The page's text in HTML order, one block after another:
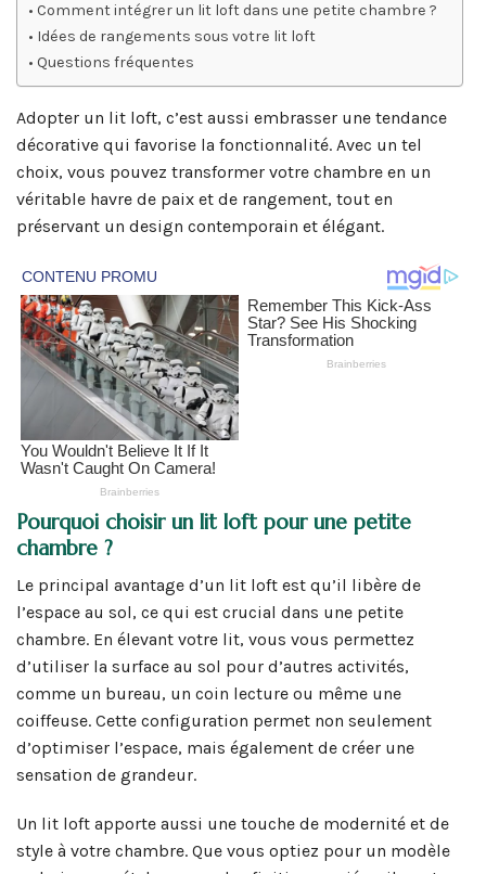
Comment intégrer un lit loft dans une petite chambre ?
Idées de rangements sous votre lit loft
Questions fréquentes
Adopter un lit loft, c’est aussi embrasser une tendance
décorative qui favorise la fonctionnalité. Avec un tel
choix, vous pouvez transformer votre chambre en un
véritable havre de paix et de rangement, tout en
préservant un design contemporain et élégant.
Pourquoi choisir un lit loft pour une petite
chambre ?
Le principal avantage d’un lit loft est qu’il libère de
l’espace au sol, ce qui est crucial dans une petite
chambre. En élevant votre lit, vous vous permettez
d’utiliser la surface au sol pour d’autres activités,
comme un bureau, un coin lecture ou même une
coiffeuse. Cette configuration permet non seulement
d’optimiser l’espace, mais également de créer une
sensation de grandeur.
Un lit loft apporte aussi une touche de modernité et de
style à votre chambre. Que vous optiez pour un modèle